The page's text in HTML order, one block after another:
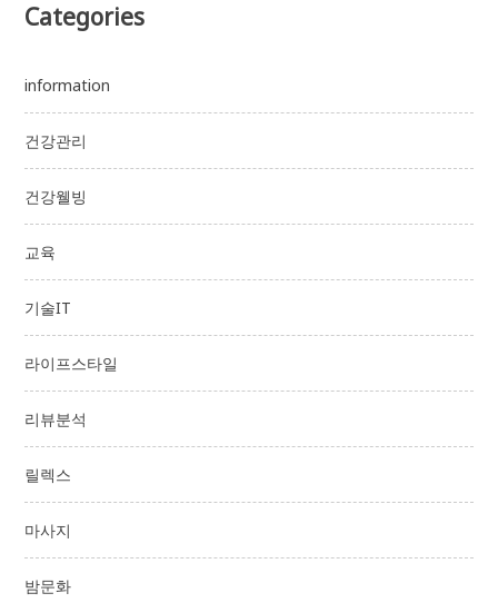
Categories
information
건강관리
건강웰빙
교육
기술IT
라이프스타일
리뷰분석
릴렉스
마사지
밤문화